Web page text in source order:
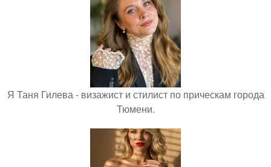
Я Таня Гилева - визажист и стилист по прическам города
Тюмени.